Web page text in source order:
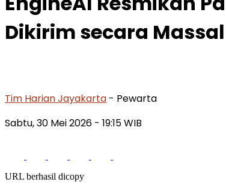
Dikirim secara Massal
Tim Harian Jayakarta - Pewarta
Sabtu, 30 Mei 2026 - 19:15 WIB
URL berhasil dicopy